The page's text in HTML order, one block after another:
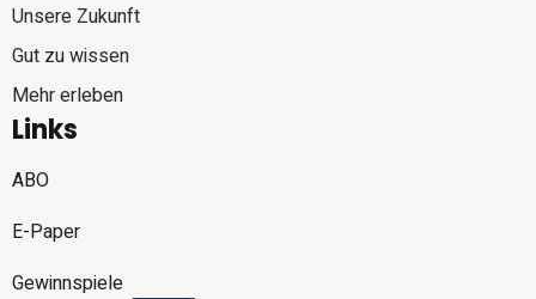
Unsere Zukunft
Gut zu wissen
Mehr erleben
Links
ABO
E-Paper
Gewinnspiele